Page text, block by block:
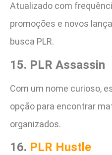
Atualizado com
promoções e novos
busca PLR.
15. PLR Assassin
Com um nome curioso,
opção para encontrar
organizados.
16. PLR Hustle